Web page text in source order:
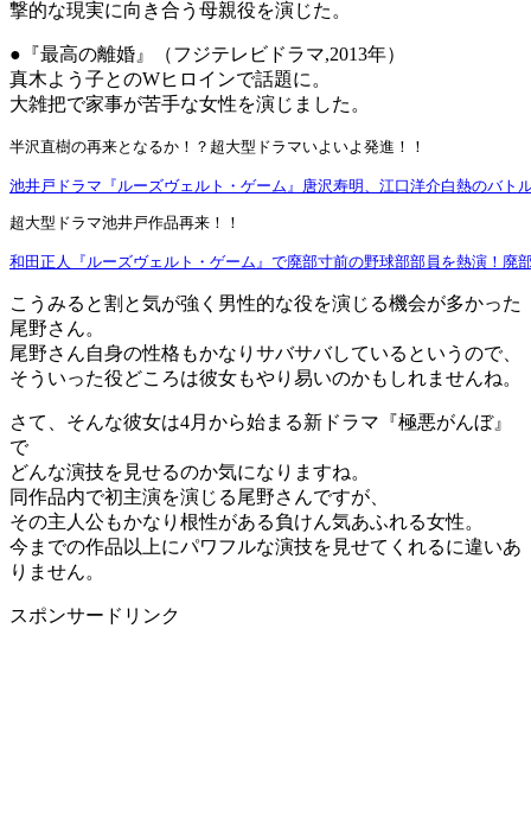
撃的な現実に向き合う母親役を演じた。
●『最高の離婚』（フジテレビドラマ,2013年）
真木よう子とのWヒロインで話題に。
大雑把で家事が苦手な女性を演じました。
半沢直樹の再来となるか！？超大型ドラマいよいよ発進！！
池井戸ドラマ『ルーズヴェルト・ゲーム』唐沢寿明、江口洋介白熱のバト
超大型ドラマ池井戸作品再来！！
和田正人『ルーズヴェルト・ゲーム』で廃部寸前の野球部部員を熱演！廃
こうみると割と気が強く男性的な役を演じる機会が多かった
尾野さん。
尾野さん自身の性格もかなりサバサバしているというので、
そういった役どころは彼女もやり易いのかもしれませんね。
さて、そんな彼女は4月から始まる新ドラマ『極悪がんぼ』
で
どんな演技を見せるのか気になりますね。
同作品内で初主演を演じる尾野さんですが、
その主人公もかなり根性がある負けん気あふれる女性。
今までの作品以上にパワフルな演技を見せてくれるに違いあ
りません。
スポンサードリンク